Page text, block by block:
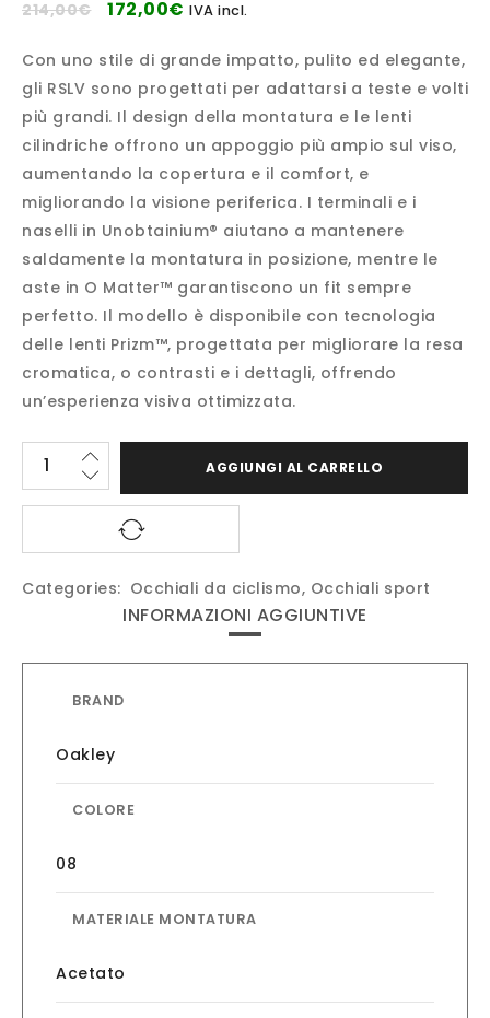
214,00€ 172,00€ IVA incl.
Con uno stile di grande impatto, pulito ed elegante,
gli RSLV sono progettati per adattarsi a teste e volti
più grandi. Il design della montatura e le lenti
cilindriche offrono un appoggio più ampio sul viso,
aumentando la copertura e il comfort, e
migliorando la visione periferica. I terminali e i
naselli in Unobtainium® aiutano a mantenere
saldamente la montatura in posizione, mentre le
aste in O Matter™ garantiscono un fit sempre
perfetto. Il modello è disponibile con tecnologia
delle lenti Prizm™, progettata per migliorare la resa
cromatica, o contrasti e i dettagli, offrendo
un’esperienza visiva ottimizzata.
AGGIUNGI AL CARRELLO
Categories: Occhiali da ciclismo, Occhiali sport
INFORMAZIONI AGGIUNTIVE
BRAND
Oakley
COLORE
08
MATERIALE MONTATURA
Acetato